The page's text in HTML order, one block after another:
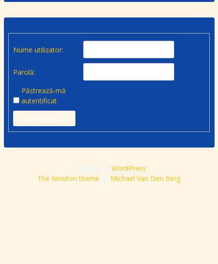
Nume utilizator:
Parolă:
Păstrează-mă
autentificat
Autentificare
Powered by WordPress
The Newton theme by Michael Van Den Berg